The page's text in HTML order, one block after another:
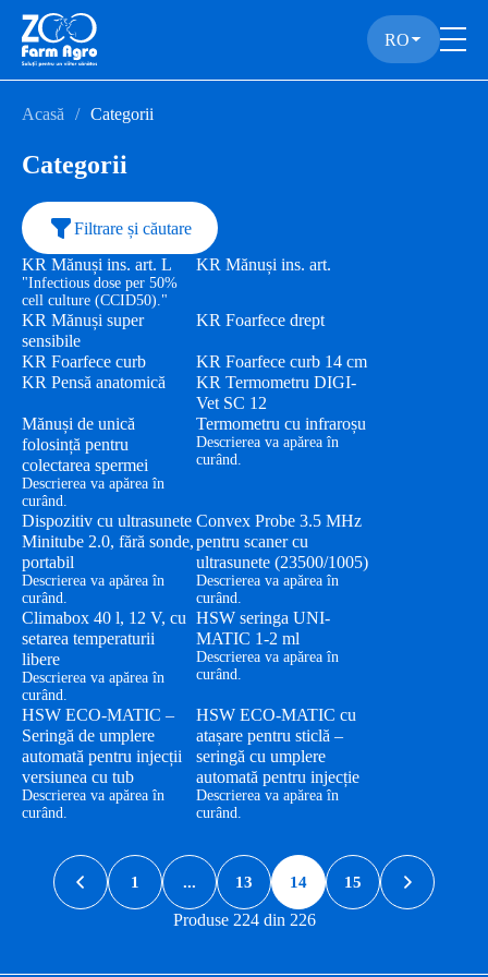
RO
Acasă Categorii
Categorii
Filtrare și căutare
KR Mănuși ins. art. L
"Infectious dose per 50%
cell culture (CCID50)."
KR Mănuși ins. art.
KR Mănuși super
sensibile
KR Foarfece drept
KR Foarfece curb
KR Foarfece curb 14 cm
KR Pensă anatomică
KR Termometru DIGI-
Vet SC 12
Mănuși de unică
folosință pentru
colectarea spermei
Descrierea va apărea în
curând.
Termometru cu infraroșu
Descrierea va apărea în
curând.
Dispozitiv cu ultrasunete
Minitube 2.0, fără sonde,
portabil
Descrierea va apărea în
curând.
Convex Probe 3.5 MHz
pentru scaner cu
ultrasunete (23500/1005)
Descrierea va apărea în
curând.
Climabox 40 l, 12 V, cu
setarea temperaturii
libere
Descrierea va apărea în
curând.
HSW seringa UNI-
MATIC 1-2 ml
Descrierea va apărea în
curând.
HSW ECO-MATIC –
Seringă de umplere
automată pentru injecții
versiunea cu tub
Descrierea va apărea în
curând.
HSW ECO-MATIC cu
atașare pentru sticlă –
seringă cu umplere
automată pentru injecție
Descrierea va apărea în
curând.
1 ... 13 14 15
Produse 224 din 226